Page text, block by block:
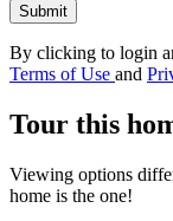
Submit
By clicking to login
Terms of Use and
Tour this
Viewing options
home is the one!